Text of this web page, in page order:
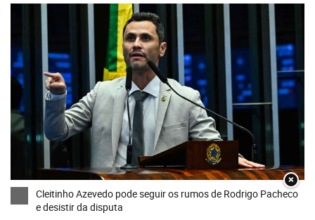
×
Cleitinho Azevedo pode seguir os rumos de Rodrigo Pacheco
e desistir da disputa